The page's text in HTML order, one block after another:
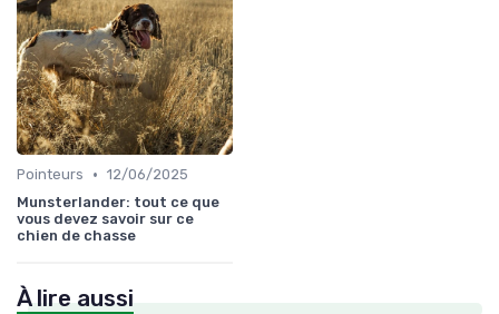
Pointeurs • 12/06/2025
Munsterlander: tout ce que
vous devez savoir sur ce
chien de chasse
À lire aussi